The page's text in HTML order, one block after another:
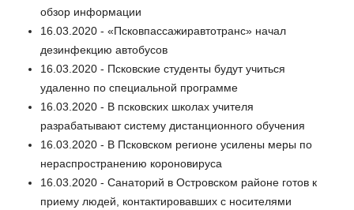
обзор информации
16.03.2020 - «Псковпассажиравтотранс» начал
дезинфекцию автобусов
16.03.2020 - Псковские студенты будут учиться
удаленно по специальной программе
16.03.2020 - В псковских школах учителя
разрабатывают систему дистанционного обучения
16.03.2020 - В Псковском регионе усилены меры по
нераспространению короновируса
16.03.2020 - Санаторий в Островском районе готов к
приему людей, контактировавших с носителями